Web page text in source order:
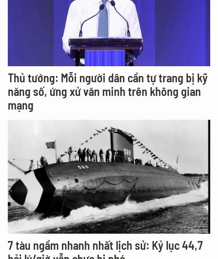
Thủ tướng: Mỗi người dân cần tự trang bị kỹ
năng số, ứng xử văn minh trên không gian
mạng
7 tàu ngầm nhanh nhất lịch sử: Kỷ lục 44,7